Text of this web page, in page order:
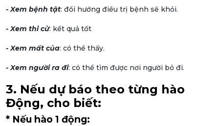
- Xem bệnh tật: đổi hướng điều trị bệnh sẽ khỏi.
- Xem thi cử: kết quả tốt
- Xem mất của: có thể thấy.
- Xem người ra đi: có thể tìm được nơi người bỏ đi.
3. Nếu dự báo theo từng hào
Động, cho biết:
* Nếu hào 1 động: